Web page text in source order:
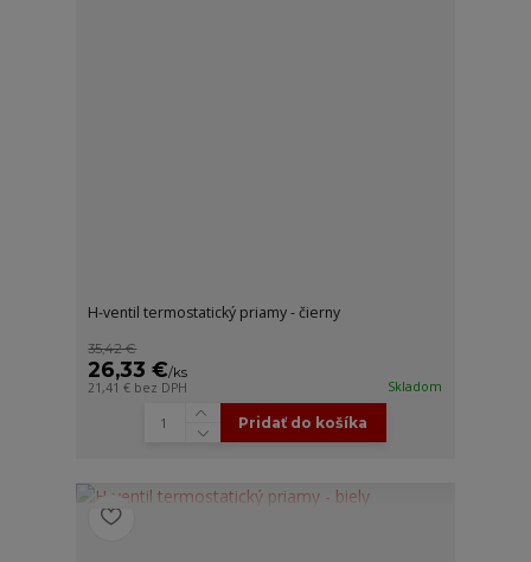
H-ventil termostatický priamy - čierny
35,42 €
26,33 €/ks
21,41 € bez DPH Skladom
Pridať do košíka